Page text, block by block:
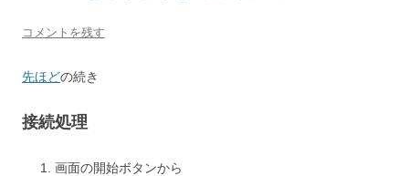
コメントを残す
先ほどの続き
接続処理
画面の開始ボタンから